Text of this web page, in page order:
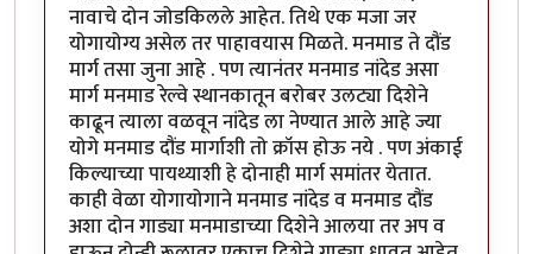
नावाचे दोन जोडकिलले आहेत. तिथे एक मजा जर
योगायोग्य असेल तर पाहावयास मिळते. मनमाड ते दौंड
मार्ग तसा जुना आहे . पण त्यानंतर मनमाड नांदेड असा
मार्ग मनमाड रेल्वे स्थानकातून बरोबर उलट्या दिशेने
काढून त्याला वळवून नांदेड ला नेण्यात आले आहे ज्या
योगे मनमाड दौंड मार्गाशी तो क्रॉस होऊ नये . पण अंकाई
किल्याच्या पायथ्याशी हे दोनाही मार्ग समांतर येतात.
काही वेळा योगायोगाने मनमाड नांदेड व मनमाड दौंड
अशा दोन गाड्या मनमाडाच्या दिशेने आलया तर अप व